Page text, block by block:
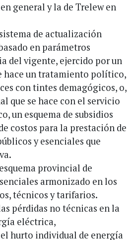
general y la de Trelew en
de actualización
en parámetros
del vigente, ejercido por un
hace un tratamiento político,
con tintes demagógicos, o,
que se hace con el servicio
un esquema de subsidios
costos para la prestación de
y esenciales que
provincial de
armonizado en los
técnicos y tarifarios.
pérdidas no técnicas en la
eléctrica,
hurto individual de energía